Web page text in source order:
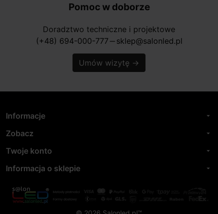
Pomoc w doborze
Doradztwo techniczne i projektowe
(+48) 694-000-777 horizontal_rule sklep@salonled.pl
Umów wizytę →
Informacje arrow_drop_down
Zobacz arrow_drop_down
Twoje konto arrow_drop_down
Informacja o sklepie arrow_drop_down